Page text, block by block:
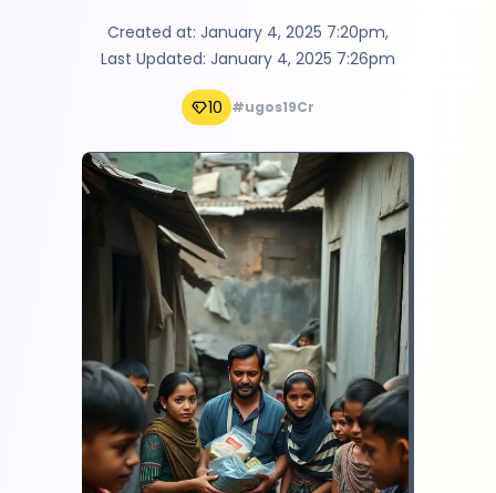
Created at: January 4, 2025 7:20pm,
Last Updated: January 4, 2025 7:26pm
10 #ugos19Cr